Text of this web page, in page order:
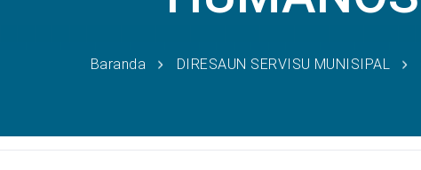
Baranda DIRESAUN SERVISU MUNISIPAL